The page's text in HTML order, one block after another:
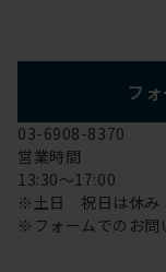
フ
03-6908-8370
営業時間
13:30～17:00
※土日 祝日は休み
※フォームでのお問